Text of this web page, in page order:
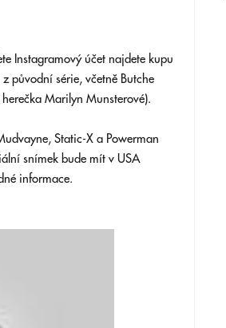
Instagramový účet najdete kupu
původní série, včetně Butche
Marilyn Munsterové).
Static-X a Powerman
snímek bude mít v USA
informace.